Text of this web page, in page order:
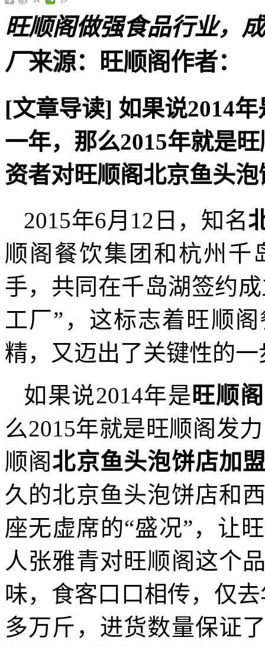
旺顺阁做强食品行业，
厂来源：旺顺阁作者：
[文章导读] 如果说2014
一年，那么2015年就是
资者对旺顺阁北京鱼头
2015年6月12日，知名
顺阁餐饮集团和杭州千
手，共同在千岛湖签约
工厂”，这标志着旺顺
精，又迈出了关键性的一
如果说2014年是 旺顺阁
么2015年就是旺顺阁发
顺阁北京鱼头泡饼店加
久的北京鱼头泡饼店和
座无虚席的“盛况”，让
人张雅青对旺顺阁这个
味，食客口口相传，仅
多万斤，进货数量保证